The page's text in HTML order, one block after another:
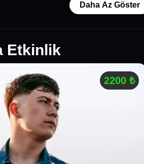
Daha Az Göster
Etkinlik
2200₺